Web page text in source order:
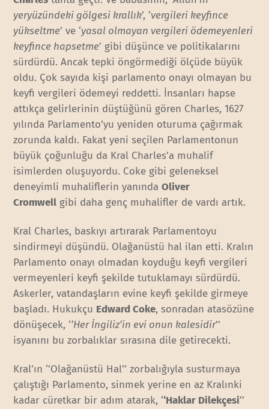
yeryüzündeki gölgesi krallık’, ‘vergileri keyfince
yükseltme’ ve ‘yasal olmayan vergileri ödemeyenleri
keyfince hapsetme’ gibi düşünce ve politikalarını
sürdürdü. Ancak tepki öngörmediği ölçüde büyük
oldu. Çok sayıda kişi parlamento onayı olmayan bu
keyfi vergileri ödemeyi reddetti. İnsanları hapse
attıkça gelirlerinin düştüğünü gören Charles, 1627
yılında Parlamento’yu yeniden oturuma çağırmak
zorunda kaldı. Fakat yeni seçilen Parlamentonun
büyük çoğunluğu da Kral Charles’a muhalif
isimlerden oluşuyordu. Coke gibi geleneksel
deneyimli muhaliflerin yanındaOliver
Cromwell gibi daha genç muhalifler de vardı artık.
Kral Charles, baskıyı artırarak Parlamentoyu
sindirmeyi düşündü. Olağanüstü hal ilan etti. Kralın
Parlamento onayı olmadan koyduğu keyfi vergileri
vermeyenleri keyfi şekilde tutuklamayı sürdürdü.
Askerler, vatandaşların evine keyfi şekilde girmeye
başladı. Hukukçu Edward Coke, sonradan atasözüne
dönüşecek, ‘‘Her İngiliz’in evi onun kalesidir’’
isyanını bu zorbalıklar sırasına dile getirecekti.
Kral’ın ‘’Olağanüstü Hal’’ zorbalığıyla susturmaya
çalıştığı Parlamento, sinmek yerine en az Kralınki
kadar cüretkar bir adım atarak, ‘‘Haklar Dilekçesi’’